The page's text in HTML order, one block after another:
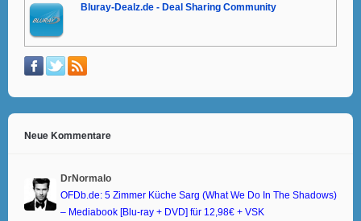
Bluray-Dealz.de - Deal Sharing Community
Neue Kommentare
DrNormalo
OFDb.de: 5 Zimmer Küche Sarg (What We Do In The Shadows)
– Mediabook [Blu-ray + DVD] für 12,98€ + VSK